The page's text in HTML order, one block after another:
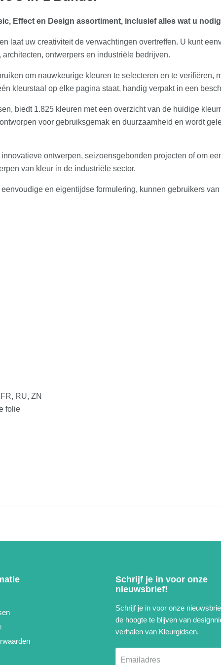
Effect en Design assortiment, inclusief alles wat u
laat uw creativiteit de verwachtingen overtreffen. U kunt
ontwerpers en industriële bedrijven.
om nauwkeurige kleuren te selecteren en te verifiëren,
kleurstaal op elke pagina staat, handig verpakt in een
biedt 1.825 kleuren met een overzicht van de huidige
voor gebruiksgemak en duurzaamheid en wordt
ontwerpen, seizoensgebonden projecten of om
van kleur in de industriële sector.
en eigentijdse formulering, kunnen gebruikers
RU, ZN
folie
Schrijf je in voor onze
nieuwsbrief!
Schrijf je in voor onze
de hoogte te blijven van
verhalen van Kleurgidsen.
Emailadres